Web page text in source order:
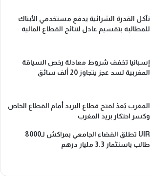
تآكل القدرة الشرائية يدفع مستخدمي الأبناك
للمطالبة بتقسيم عادل لنتائج القطاع المالية
إسبانيا تخفف شروط معادلة رخص السياقة
المغربية لسد عجز يتجاوز 20 ألف سائق
المغرب يُعدّ لفتح قطاع البريد أمام القطاع الخاص
وكسر احتكار بريد المغرب
UIR تطلق الفضاء الجامعي بمراكش لـ8000
طالب باستثمار 3.3 مليار درهم